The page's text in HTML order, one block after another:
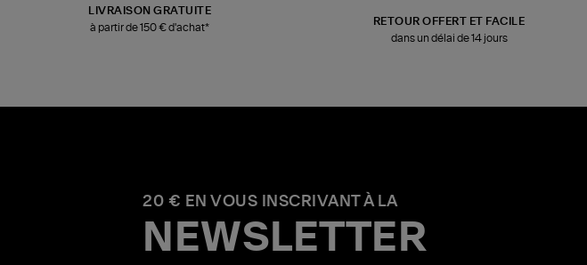
LIVRAISON GRATUITE
à partir de 150 € d'achat*
RETOUR OFFERT ET FACILE
dans un délai de 14 jours
20 € EN VOUS INSCRIVANT À LA
NEWSLETTER